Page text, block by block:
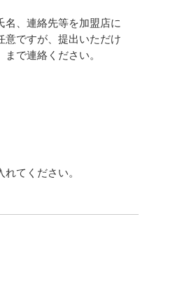
名、連絡先等を加盟店に
意ですが、提出いただけ
で連絡ください。
てください。